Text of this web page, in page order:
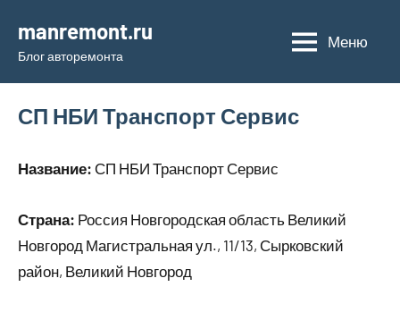
содержимому
manremont.ru
Блог авторемонта
Меню
СП НБИ Транспорт Сервис
Название: СП НБИ Транспорт Сервис
Страна: Россия Новгородская область Великий
Новгород Магистральная ул., 11/13, Сырковский
район, Великий Новгород